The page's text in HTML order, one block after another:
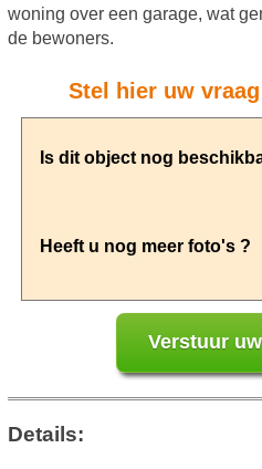
woning over een garage, wat
de bewoners.
Stel hier uw
Details: